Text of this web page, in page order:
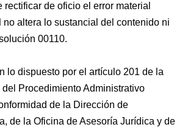
rectificar de oficio el error material
no altera lo sustancial del contenido ni
00110.
lo dispuesto por el artículo 201 de la
del Procedimiento Administrativo
de la Dirección de
de la Oficina de Asesoría Jurídica y de